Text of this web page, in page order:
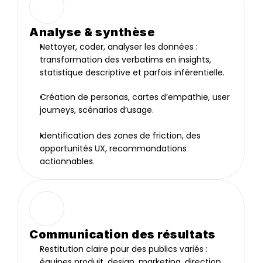
Analyse & synthèse
Nettoyer, coder, analyser les données :
transformation des verbatims en insights,
statistique descriptive et parfois inférentielle.
Création de personas, cartes d’empathie, user
journeys, scénarios d’usage.
Identification des zones de friction, des
opportunités UX, recommandations
actionnables.
Communication des résultats
Restitution claire pour des publics variés :